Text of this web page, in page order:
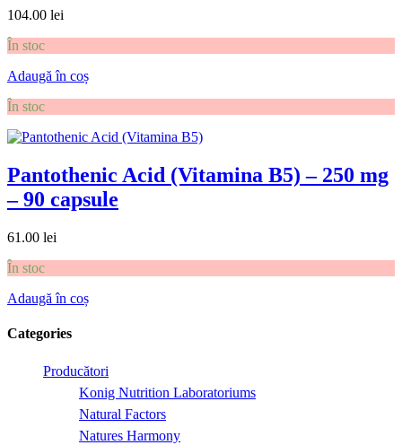
104.00 lei
În stoc
Adaugă în coș
În stoc
Pantothenic Acid (Vitamina B5) – 250 mg
– 90 capsule
61.00 lei
În stoc
Adaugă în coș
Categories
Producători
Konig Nutrition Laboratoriums
Natural Factors
Natures Harmony